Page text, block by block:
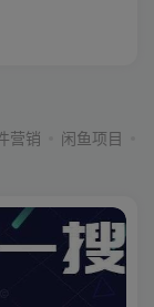
营销 闲鱼项目